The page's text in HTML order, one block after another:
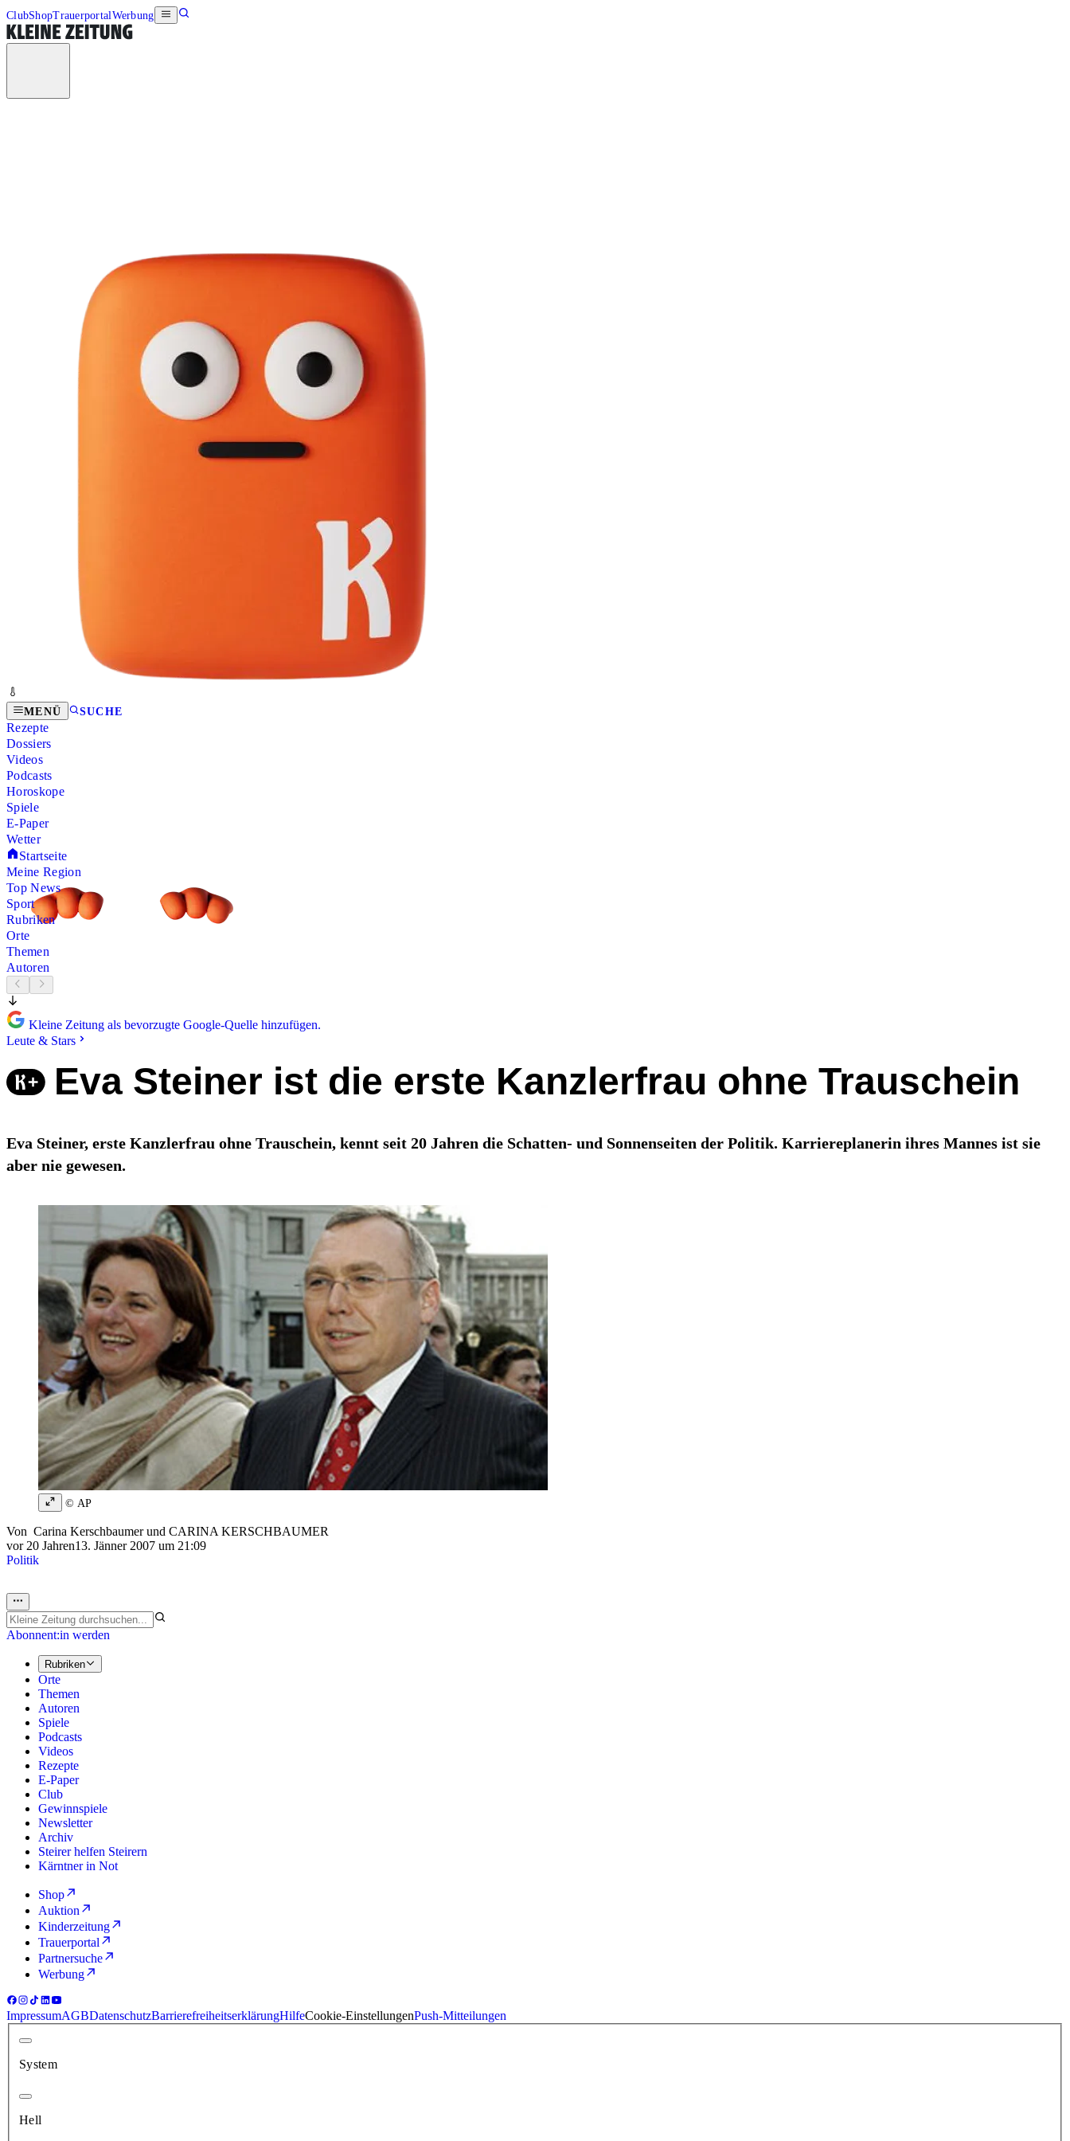
ClubShopTrauerportalWerbung
MENÜ SUCHE
Rezepte
Dossiers
Videos
Podcasts
Horoskope
Spiele
E-Paper
Wetter
Startseite
Meine Region
Top News
Sport
Rubriken
Orte
Themen
Autoren
Kleine Zeitung als bevorzugte Google-Quelle hinzufügen.
Leute & Stars
Eva Steiner ist die erste Kanzlerfrau ohne Trauschein
Eva Steiner, erste Kanzlerfrau ohne Trauschein, kennt seit 20 Jahren die Schatten- und Sonnenseiten der Politik. Karriereplanerin ihres Mannes ist sie
aber nie gewesen.
© AP
Von Carina Kerschbaumerund CARINA KERSCHBAUMER
vor 20 Jahren13. Jänner 2007 um 21:09
Politik
Abonnent:in werden
Rubriken
Orte
Themen
Autoren
Spiele
Podcasts
Videos
Rezepte
E-Paper
Club
Gewinnspiele
Newsletter
Archiv
Steirer helfen Steirern
Kärntner in Not
Shop
Auktion
Kinderzeitung
Trauerportal
Partnersuche
Werbung
ImpressumAGBDatenschutzBarrierefreiheitserklärungHilfeCookie-EinstellungenPush-Mitteilungen
System
Hell